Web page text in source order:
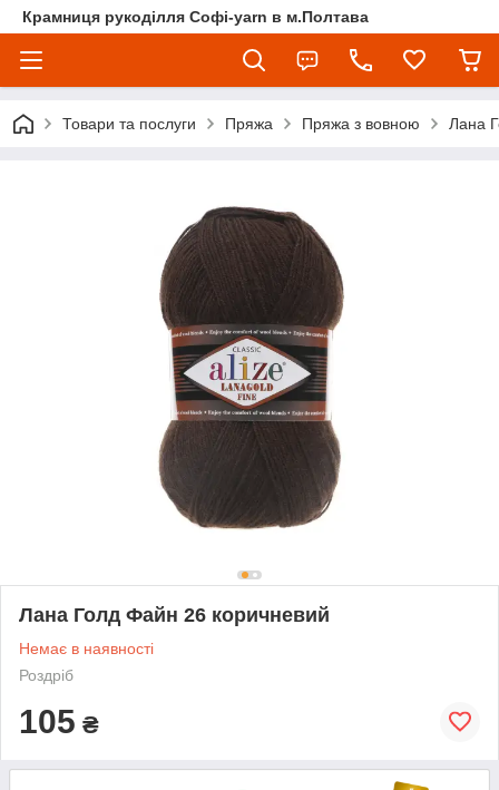
Крамниця рукоділля Софі-yarn в м.Полтава
Товари та послуги Пряжа Пряжа з вовною Лана
Лана Голд Файн 26 коричневий
Немає в наявності
Роздріб
105 ₴